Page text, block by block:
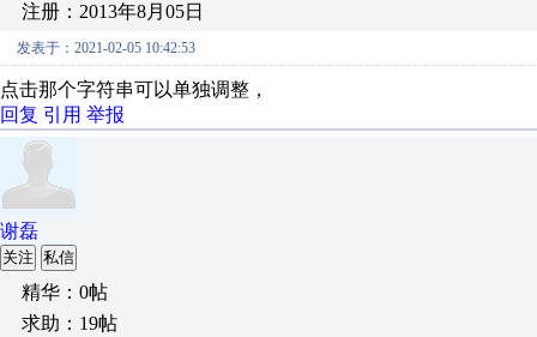
注册：2013年8月05日
发表于：2021-02-05 10:42:53
点击那个字符串可以单独调整，
回复 引用 举报
谢磊
关注 私信
精华：0帖
求助：19帖